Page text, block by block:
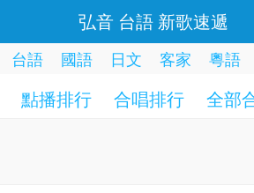
弘音 台語 新歌速遞
台語 國語 日文 客家 粵語
點播排行 合唱排行 全部